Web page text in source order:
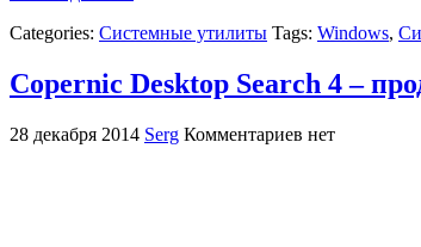
Categories: Системные утилиты Tags: Windows,
Copernic Desktop Search 4 –
28 декабря 2014 Serg Комментариев нет